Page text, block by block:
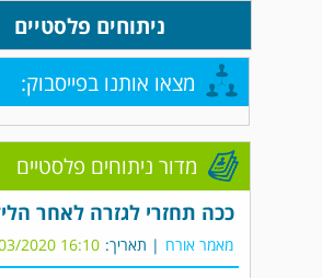
ניתוחים פלסטיים
מצאו אותנו בפייסבוק:
מדור ניתוחים פלסטיים
ככה תחזרי לגזרה לאחר
מאמר אורח | תאריך: 16:10 08/03/2020